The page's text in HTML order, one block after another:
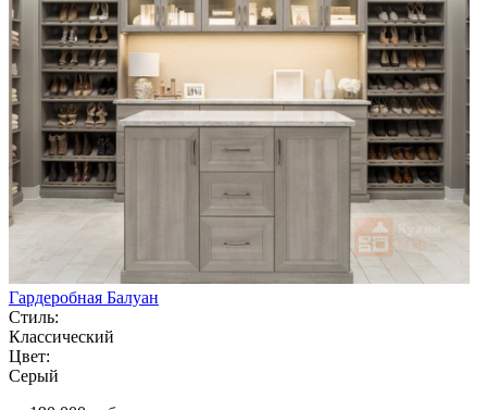
Гардеробная Балуан
Стиль:
Классический
Цвет:
Серый